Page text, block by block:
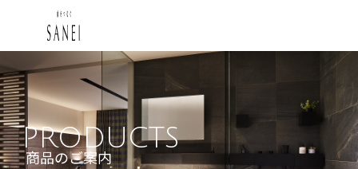
PRODUCTS
商品のご案内